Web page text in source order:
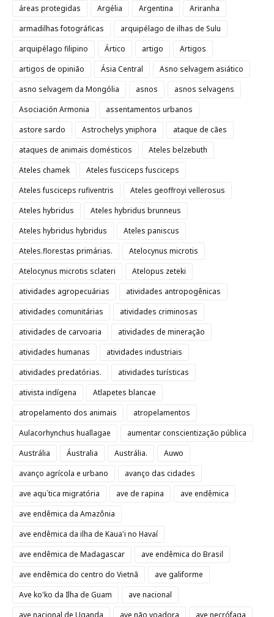
áreas protegidas
Argélia Argentina
Ariranha
armadilhas fotográficas
arquipélago de ilhas de Sulu
arquipélago filipino
Ártico artigo
Artigos
artigos de opinião
Ásia Central
Asno selvagem asiático
asno selvagem da Mongólia
asnos
asnos selvagens
Asociación Armonia
assentamentos urbanos
astore sardo
Astrochelys yniphora
ataque de cães
ataques de animais domésticos
Ateles belzebuth
Ateles chamek
Ateles fusciceps fusciceps
Ateles fusciceps rufiventris
Ateles geoffroyi vellerosus
Ateles hybridus
Ateles hybridus brunneus
Ateles hybridus hybridus
Ateles paniscus
Ateles.florestas primárias.
Atelocynus microtis
Atelocynus microtis sclateri
Atelopus zeteki
atividades agropecuárias
atividades antropogênicas
atividades comunitárias
atividades criminosas
atividades de carvoaria
atividades de mineração
atividades humanas
atividades industriais
atividades predatórias.
atividades turísticas
ativista indígena
Atlapetes blancae
atropelamento dos animais
atropelamentos
Aulacorhynchus huallagae
aumentar conscientização pública
Austrália
Áustralia Austrália.
Auwo
avanço agrícola e urbano
avanço das cidades
ave aqu´tica migratória
ave de rapina
ave endêmica
ave endêmica da Amazônia
ave endêmica da ilha de Kaua'i no Havaí
ave endêmica de Madagascar
ave endêmica do Brasil
ave endêmica do centro do Vietnã
ave galiforme
Ave ko'ko da Ilha de Guam
ave nacional
ave nacional de Uganda
ave não voadora
ave necrófaga